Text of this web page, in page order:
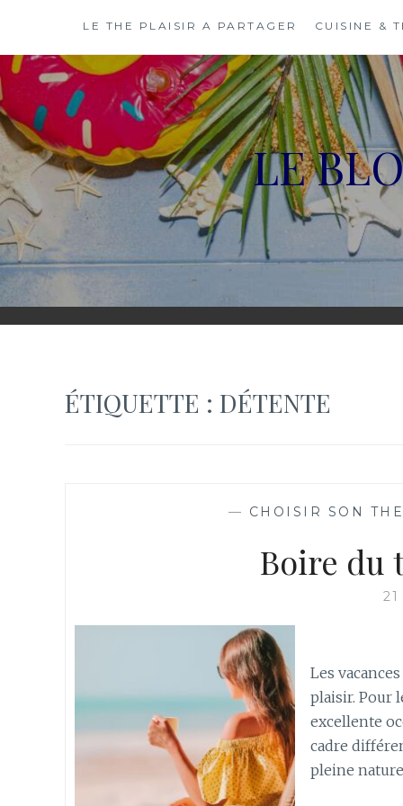
content
LE THE PLAISIR A PARTAGER CUISINE &
LE
ÉTIQUETTE : DÉTENTE
— CHOISIR SON
Boire du
Les
plaisir. Pour
excellente
cadre
pleine